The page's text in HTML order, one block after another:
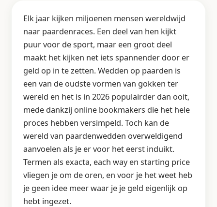
Elk jaar kijken miljoenen mensen wereldwijd
naar paardenraces. Een deel van hen kijkt
puur voor de sport, maar een groot deel
maakt het kijken net iets spannender door er
geld op in te zetten. Wedden op paarden is
een van de oudste vormen van gokken ter
wereld en het is in 2026 populairder dan ooit,
mede dankzij online bookmakers die het hele
proces hebben versimpeld. Toch kan de
wereld van paardenwedden overweldigend
aanvoelen als je er voor het eerst induikt.
Termen als exacta, each way en starting price
vliegen je om de oren, en voor je het weet heb
je geen idee meer waar je je geld eigenlijk op
hebt ingezet.